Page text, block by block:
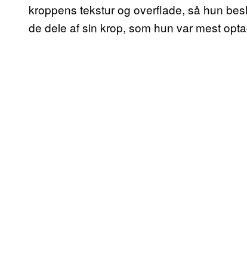
kroppens tekstur og overflade, så hun
de dele af sin krop, som hun var mest